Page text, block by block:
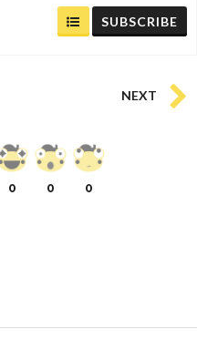
SUBSCRIBE
NEXT
0 0 0